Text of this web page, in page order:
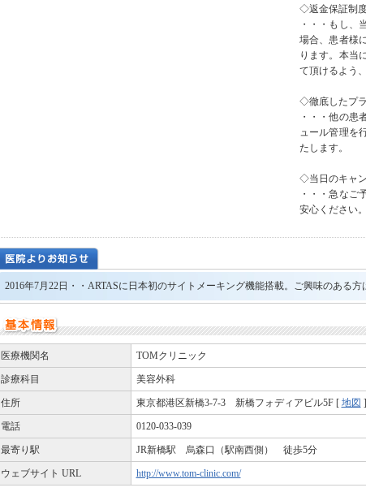
◇返金保証制
・・・もし、
場合、患者様
ります。本当
て頂けるよう
◇徹底したプ
・・・他の患
ュール管理を
たします。
◇当日のキャ
・・・急なご
安心ください。
2016年7月22日・・ARTASに日本初のサイトメーキング機能搭載。ご興味のある方
医療機関名 TOMクリニック
診療科目 美容外科
住所 東京都港区新橋3-7-3 新橋フォディアビル5F [ 地図
電話 0120-033-039
最寄り駅 JR新橋駅 烏森口（駅南西側） 徒歩5分
ウェブサイト URL http://www.tom-clinic.com/